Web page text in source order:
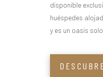
disponible
huéspedes
y es un oasis